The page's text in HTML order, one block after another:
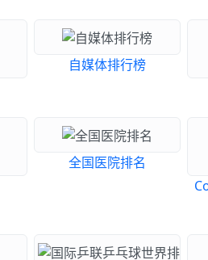
自媒体排行榜
全国医院排名